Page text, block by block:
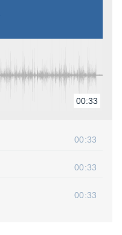
00:33
00:33
00:33
00:33